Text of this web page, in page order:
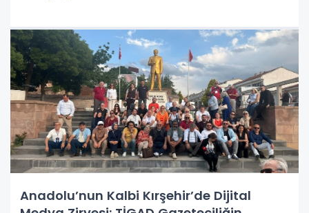
Anadolu’nun Kalbi Kırşehir’de Dijital